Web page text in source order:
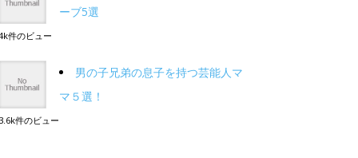
ーブ5選
件のビュー
男の子兄弟の息子を持つ芸能人マ
マ５選！
3.6k件のビュー